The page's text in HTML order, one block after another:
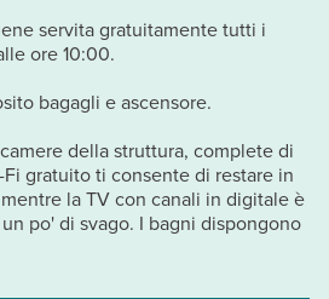
servita gratuitamente tutti i
ore 10:00.
bagagli e ascensore.
della struttura, complete di
Fi gratuito ti consente di restare in
la TV con canali in digitale è
po' di svago. I bagni dispongono